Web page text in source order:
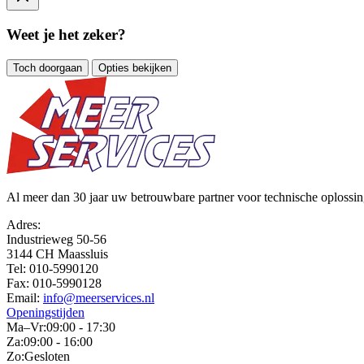
Weet je het zeker?
Toch doorgaan Opties bekijken
Al meer dan 30 jaar uw betrouwbare partner voor technische
Adres:
Industrieweg 50-56
3144 CH Maassluis
Tel: 010-5990120
Fax: 010-5990128
Email: info@meerservices.nl
Openingstijden
Ma–Vr:09:00 - 17:30
Za:09:00 - 16:00
Zo:Gesloten